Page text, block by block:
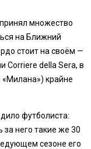
множество
на Ближний
стоит на своём —
Corriere della Sera, в
крайне
футболиста:
за него такие же 30
сезоне его